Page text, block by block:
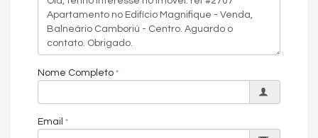
Nome Completo
Email